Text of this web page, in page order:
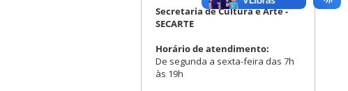
Secretaria de Cultura e Arte -
SECARTE
Horário de atendimento:
De segunda a sexta-feira das 7h
às 19h